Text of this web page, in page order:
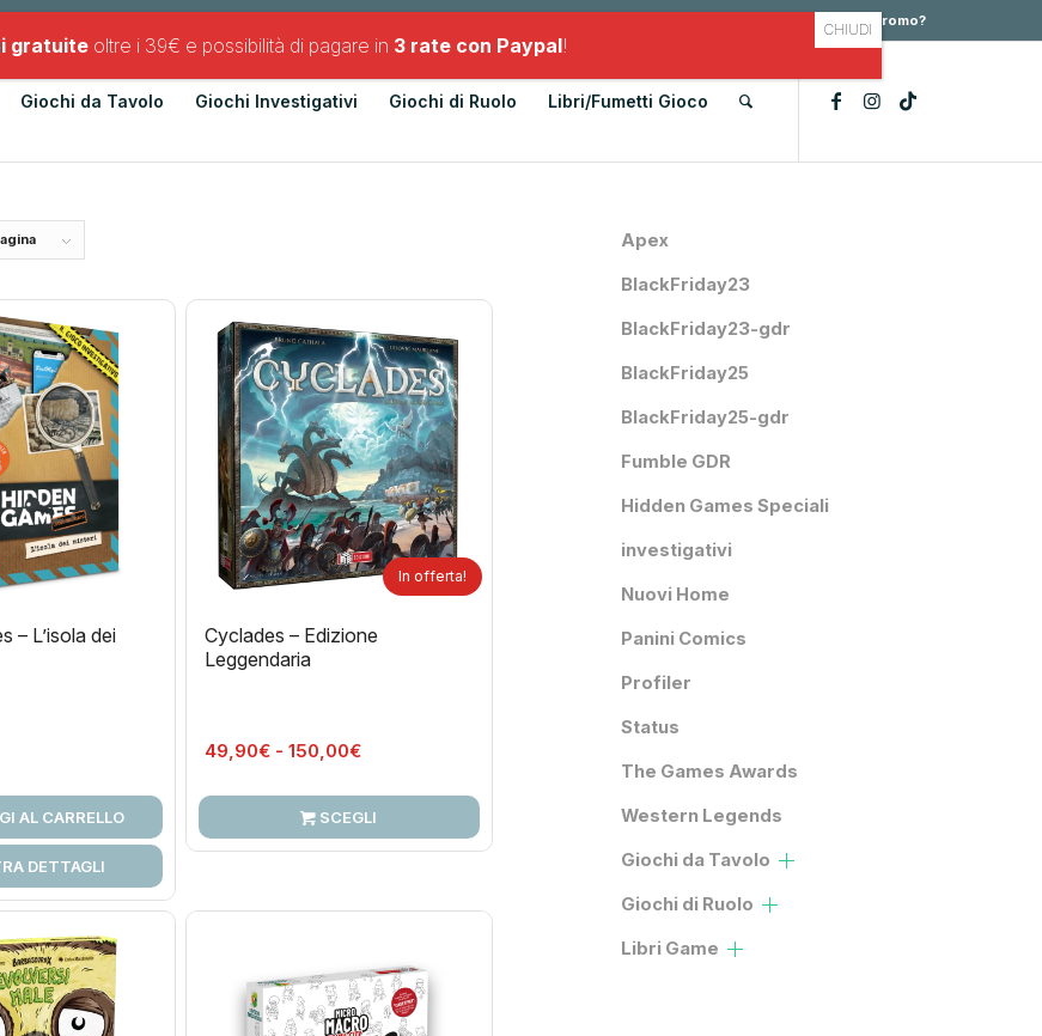
Hai un codice promo?
Giochi da Tavolo Giochi Investigativi Giochi di Ruolo Libri/Fumetti Gioco
– L’isola dei
AL CARRELLO
DETTAGLI
Cyclades – Edizione
Leggendaria
49,90€ - 150,00€Fascia
da
In offerta!
SCEGLI
Apex
BlackFriday23
BlackFriday23-gdr
BlackFriday25
BlackFriday25-gdr
Fumble GDR
Hidden Games Speciali
investigativi
Nuovi Home
Panini Comics
Profiler
Status
The Games Awards
Western Legends
Giochi da Tavolo
Giochi di Ruolo
Libri Game
gratuite oltre i 39€ e possibilità di pagare in 3 rate con Paypal!